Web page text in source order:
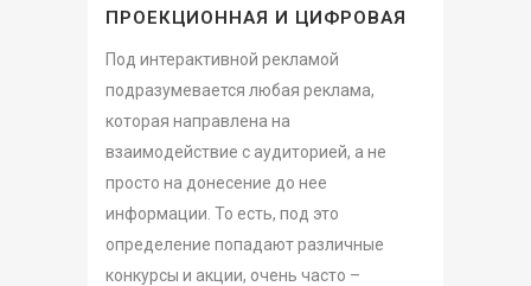
ПРОЕКЦИОННАЯ И ЦИФРОВАЯ
Под интерактивной рекламой
подразумевается любая реклама,
которая направлена на
взаимодействие с аудиторией, а не
просто на донесение до нее
информации. То есть, под это
определение попадают различные
конкурсы и акции, очень часто –